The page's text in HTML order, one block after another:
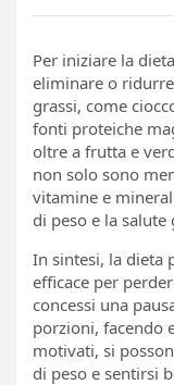
Per iniziare la
eliminare o
grassi, come
fonti proteiche
oltre a frutta e
non solo sono
vitamine e
di peso e la salute
In sintesi, la dieta
efficace per
concessi una
porzioni, facendo
motivati, si
di peso e sentirsi